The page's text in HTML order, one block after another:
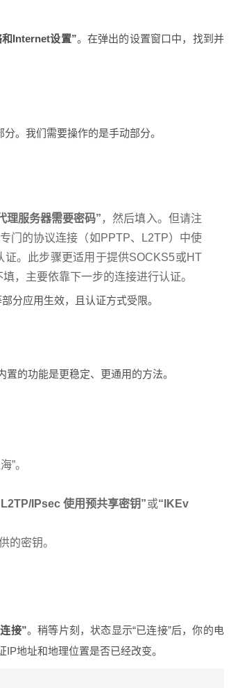
和Internet设置”。在弹出的设置窗口中，找到并
。我们需要操作的是手动部分。
理服务器需要密码” ，然后填入。但请注
门的协议连接（如PPTP、L2TP）中使
。此步骤更适用于提供SOCKS5或HT
，主要依靠下一步的连接进行认证。
分应用生效，且认证方式受限。
的功能是更稳定、更通用的方法。
”。
IPsec 使用预共享密钥”或“IKEv
的密钥。
接”。稍等片刻，状态显示“已连接”后，你的电
地址和地理位置是否已经改变。